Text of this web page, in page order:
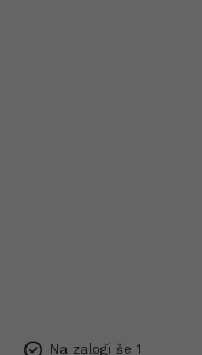
Na zalogi še 1